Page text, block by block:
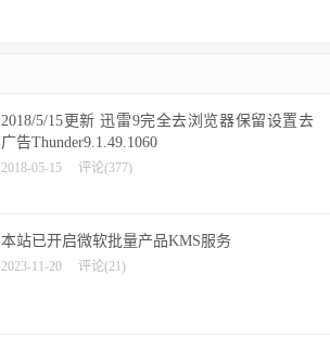
2018/5/15更新 迅雷9完全去浏览器保留设置去
广告Thunder9.1.49.1060
2018-05-15 评论(377)
本站已开启微软批量产品KMS服务
2023-11-20 评论(21)